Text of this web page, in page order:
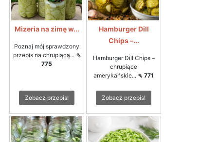
Mizeria na zimę w...
Poznaj mój sprawdzony
przepis na chrupiącą... ⇖
775
Zobacz przepis!
Hamburger Dill
Chips –...
Hamburger Dill Chips –
chrupiące
amerykańskie... ⇖ 771
Zobacz przepis!